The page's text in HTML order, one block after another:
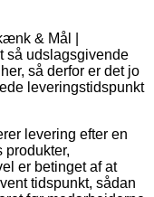
& Mål |
så udslagsgivende
så derfor er det jo
leveringstidspunkt
levering efter en
produkter,
er betinget af at
tidspunkt, sådan